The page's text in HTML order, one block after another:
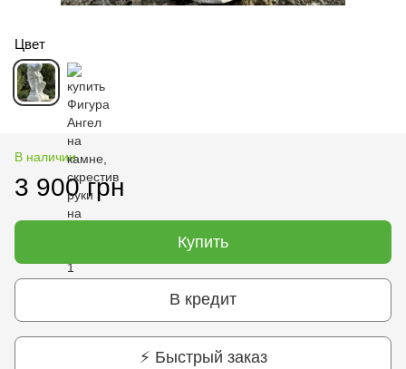
Цвет
В наличии
3 900 грн
Купить
В кредит
⚡ Быстрый заказ